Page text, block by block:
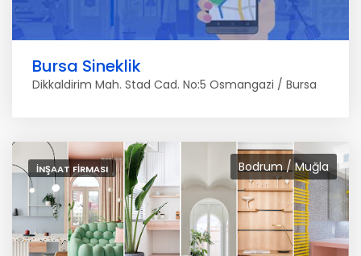
Bursa Sineklik
Dikkaldirim Mah. Stad Cad. No:5 Osmangazi / Bursa
Bodrum / Muğla
İNŞAAT FIRMASI